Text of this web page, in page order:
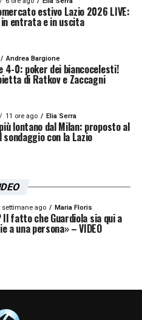
il debutto ormai alle
TOP NEWS
estivo Lazio 2026 LIVE:
entrata e in uscita
Andrea Bargione
4-0: poker dei biancocelesti!
di Ratkov e Zaccagni
11 ore ago Elia Serra
lontano dal Milan: proposto al
con la Lazio
settimane ago Maria Floris
fatto che Guardiola sia qui a
a una persona» – VIDEO